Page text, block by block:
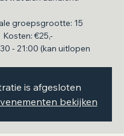
groepsgrootte: 15
Kosten: €25,-
- 21:00 (kan uitlopen
is afgesloten
bekijken